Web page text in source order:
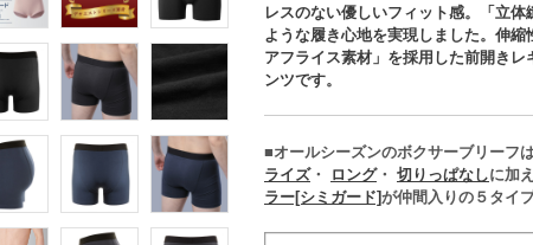
レスのない優しいフィット感。「立
ような履き心地を実現しました。伸縮
アフライス素材」を採用した前開きレ
ンツです。
■オールシーズンのボクサーブリーフ
ライズ・ ロング・ 切りっぱなしに加
ラー[シミガード]が仲間入りの５タイプ